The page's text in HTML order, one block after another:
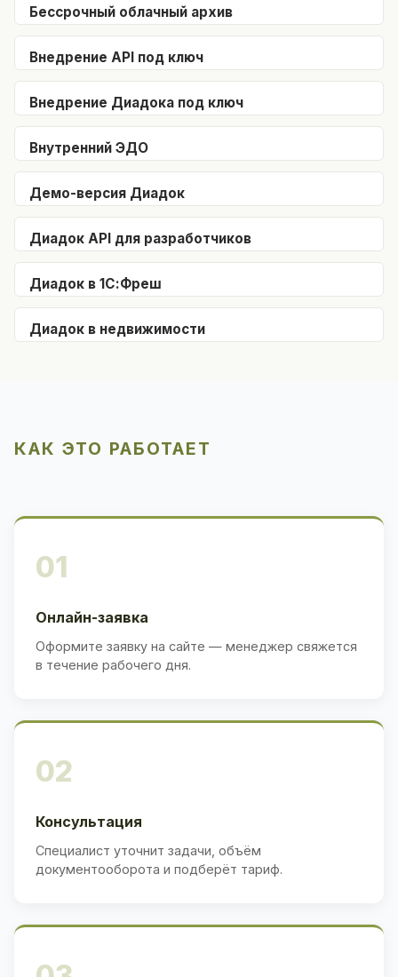
Бессрочный облачный архив
Внедрение API под ключ
Внедрение Диадока под ключ
Внутренний ЭДО
Демо-версия Диадок
Диадок API для разработчиков
Диадок в 1С:Фреш
Диадок в недвижимости
КАК ЭТО РАБОТАЕТ
01
Онлайн-заявка
Оформите заявку на сайте — менеджер свяжется
в течение рабочего дня.
02
Консультация
Специалист уточнит задачи, объём
документооборота и подберёт тариф.